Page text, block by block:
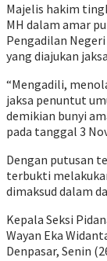
Majelis hakim
MH dalam amar
Pengadilan
yang diajukan
“Mengadili,
jaksa penuntut
demikian bunyi
pada tanggal 3
Dengan putusan
terbukti
dimaksud dalam
Kepala Seksi
Wayan Eka
Denpasar, Senin